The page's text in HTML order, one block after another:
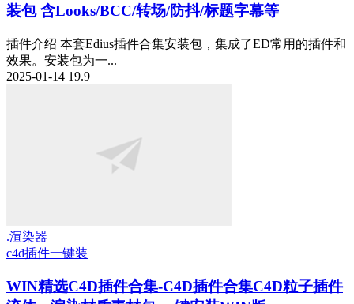
装包 含Looks/BCC/转场/防抖/标题字幕等
插件介绍 本套Edius插件合集安装包，集成了ED常用的插件和
效果。安装包为一...
2025-01-14 19.9
.渲染器
c4d插件一键装
WIN精选C4D插件合集-C4D插件合集C4D粒子插件